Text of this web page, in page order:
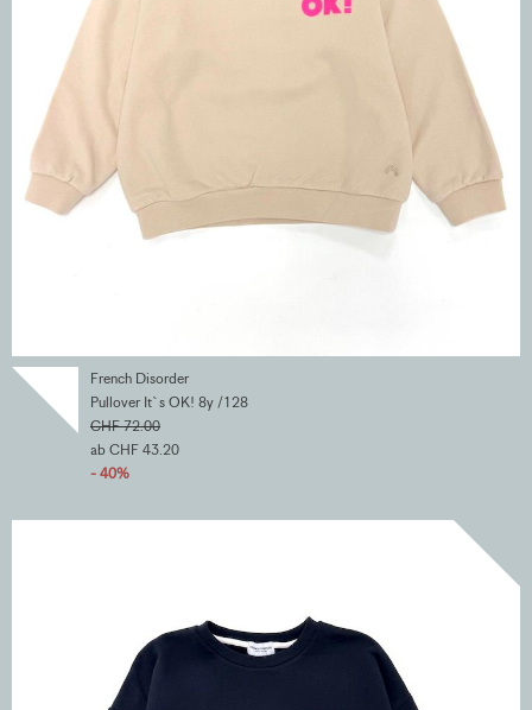
French Disorder
Pullover It`s OK! 8y /128
CHF 72.00
ab CHF 43.20
- 40%